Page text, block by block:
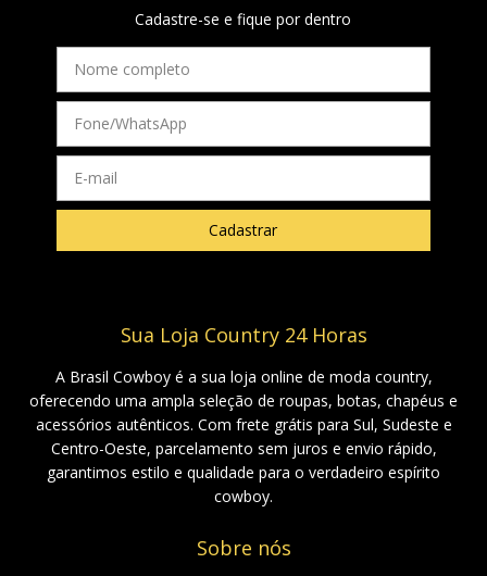
Cadastre-se e fique por dentro
Sua Loja Country 24 Horas
A Brasil Cowboy é a sua loja online de moda country,
oferecendo uma ampla seleção de roupas, botas, chapéus e
acessórios autênticos. Com frete grátis para Sul, Sudeste e
Centro-Oeste, parcelamento sem juros e envio rápido,
garantimos estilo e qualidade para o verdadeiro espírito
cowboy.
Sobre nós